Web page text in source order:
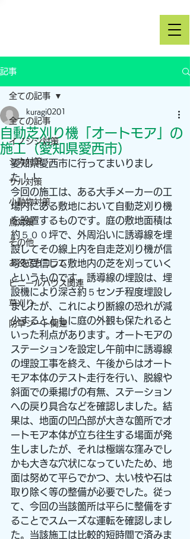
記事
全ての記事
イノシシ対策
シカ対策
サル対策
小動物対策
鳥対策
その他
お役立ちコラム
ビニールハウス関連
草刈り
防草シート関連
全ての記事
自動芝刈り機「オートモア」の
施工（愛知県愛西市）
kuragi0201
愛知県愛西市に行ってまいりまし
た！！
今回の施工は、ある大手メーカーの工
場内にある敷地において自動芝刈り機
を設置するものです。庭の敷地面積は
約５００坪で、外周沿いに誘導線を埋
設してその線上内を自走芝刈り機が信
号を受信して敷地内の芝を刈っていく
というものです。誘導線の埋設は、埋
設機により深さ約５センチ程度埋設し
ましたが、これにより断線の恐れが減
少するとともに庭の外観も保たれると
いった利点があります。オートモアの
ステーションを設定し午前中に誘導線
の埋設工事を終え、午後からはオート
モア本体のテスト走行を行い、脱線や
斜面での乗揚げの有無、ステーション
への戻り具合などを確認しました。結
果は、地面の凹凸部が大きな箇所でオ
ートモア本体が立ち往生する場面が発
生しましたが、それは極端な窪みでし
かも大きな穴状になっていたため、地
面は努めて平らでかつ、太い枝や石は
取り除く等の整備が必要でした。従っ
て、今回の当該箇所は平らに整備をす
ることでスムーズな運転を確認しまし
た。当該施工は比較的短時間で済みま